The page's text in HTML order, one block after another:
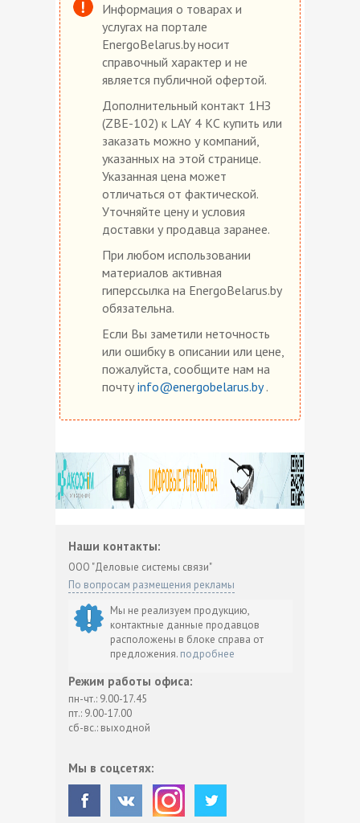
Информация о товарах и
услугах на портале
EnergoBelarus.by носит
справочный характер и не
является публичной офертой.
Дополнительный контакт 1НЗ
(ZBE-102) к LAY 4 КС купить или
заказать можно у компаний,
указанных на этой странице.
Указанная цена может
отличаться от фактической.
Уточняйте цену и условия
доставки у продавца заранее.
При любом использовании
материалов активная
гиперссылка на EnergoBelarus.by
обязательна.
Если Вы заметили неточность
или ошибку в описании или цене,
пожалуйста, сообщите нам на
почту info@energobelarus.by.
Наши контакты:
ООО "Деловые системы связи"
По вопросам размещения рекламы
Мы не реализуем продукцию,
контактные данные продавцов
расположены в блоке справа от
предложения. подробнее
Режим работы офиса:
пн-чт.: 9.00-17.45
пт.: 9.00-17.00
сб-вс.: выходной
Мы в соцсетях: